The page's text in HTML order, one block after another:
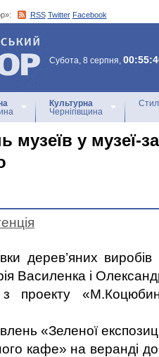
RSS Twitter Facebook
Субота, 8 серпня,
Культурна
Чернігівщина
музеїв у музеї-
дерев’яних виробів
Василенка і
з проекту
«Зеленої
кафе» на веранді